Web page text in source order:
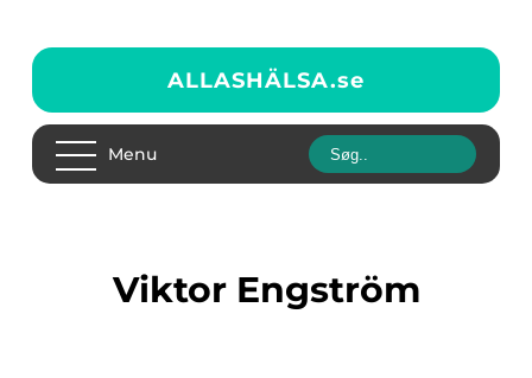
ALLASHÄLSA.se
Menu
Viktor Engström